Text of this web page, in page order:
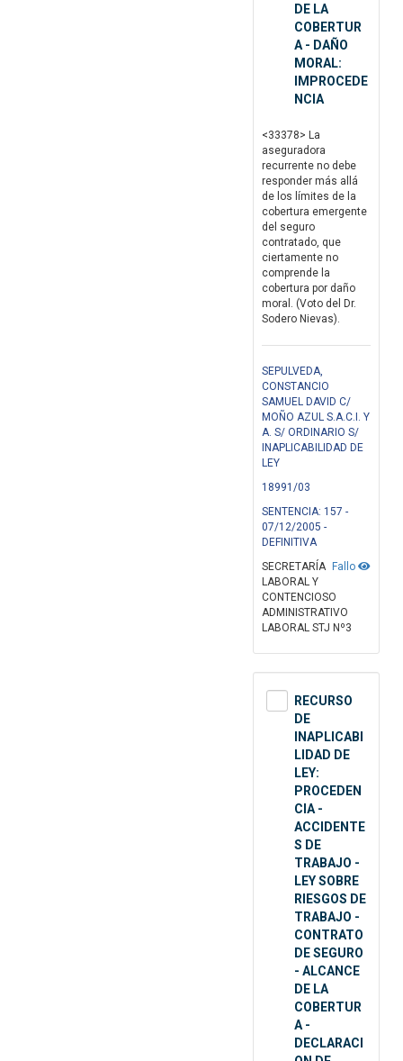
DE LA
COBERTUR
A - DAÑO
MORAL:
IMPROCEDE
NCIA
<33378> La
aseguradora
recurrente no debe
responder más allá
de los límites de la
cobertura emergente
del seguro
contratado, que
ciertamente no
comprende la
cobertura por daño
moral. (Voto del Dr.
Sodero Nievas).
SEPULVEDA,
CONSTANCIO
SAMUEL DAVID C/
MOÑO AZUL S.A.C.I. Y
A. S/ ORDINARIO S/
INAPLICABILIDAD DE
LEY
18991/03
SENTENCIA: 157 -
07/12/2005 -
DEFINITIVA
Fallo
SECRETARÍA
LABORAL Y
CONTENCIOSO
ADMINISTRATIVO
LABORAL STJ Nº3
RECURSO
DE
INAPLICABI
LIDAD DE
LEY:
PROCEDEN
CIA -
ACCIDENTE
S DE
TRABAJO -
LEY SOBRE
RIESGOS DE
TRABAJO -
CONTRATO
DE SEGURO
- ALCANCE
DE LA
COBERTUR
A -
DECLARACI